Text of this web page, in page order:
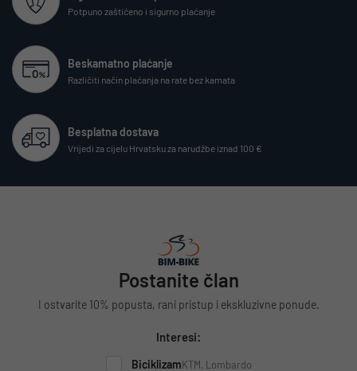
Potpuno zaštićeno i sigurno plaćanje
Beskamatno plaćanje
Različiti način plaćanja na rate bez kamata
Besplatna dostava
Vrijedi za cijelu Hrvatsku za narudžbe iznad 100 €
Postanite član
I ostvarite 10% popusta, rani pristup i ekskluzivne ponude.
Interesi:
BiciklizamKTM, Lombardo